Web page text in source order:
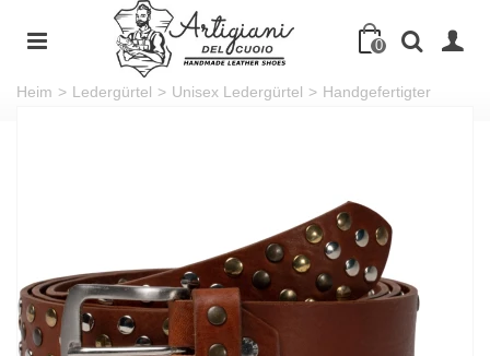
0
Heim > Ledergürtel > Unisex Ledergürtel > Handgefertigter